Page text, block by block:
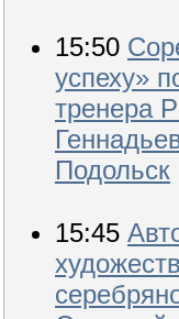
15:50
успеху»
тренера
Подольск
15:45